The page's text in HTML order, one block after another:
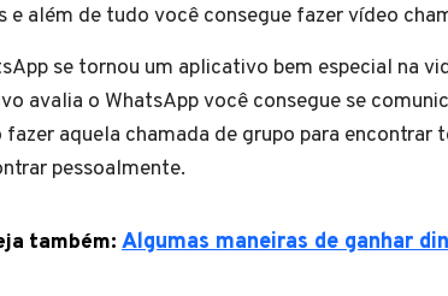
e além de tudo você consegue fazer vídeo
se tornou um aplicativo bem especial na
avalia o WhatsApp você consegue se
fazer aquela chamada de grupo para encontrar
pessoalmente.
também: Algumas maneiras de ganhar